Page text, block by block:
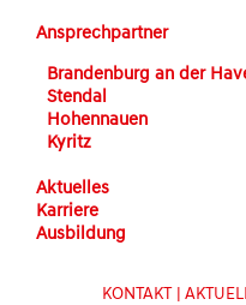
Ansprechpartner
Brandenburg an der
Stendal
Hohennauen
Kyritz
Aktuelles
Karriere
Ausbildung
KONTAKT |